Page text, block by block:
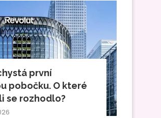
první
pobočku. O které
se rozhodlo?